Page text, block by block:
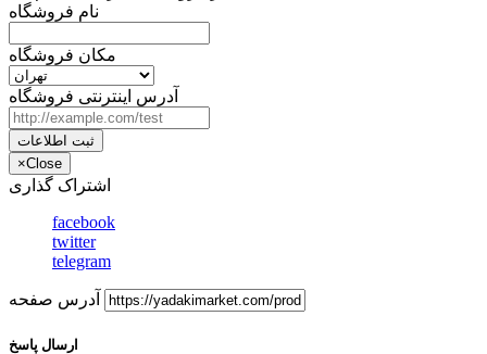
نام فروشگاه
مکان فروشگاه
آدرس اینترنتی فروشگاه
ثبت اطلاعات
×Close
اشتراک گذاری
facebook
twitter
telegram
آدرس صفحه
ارسال پاسخ